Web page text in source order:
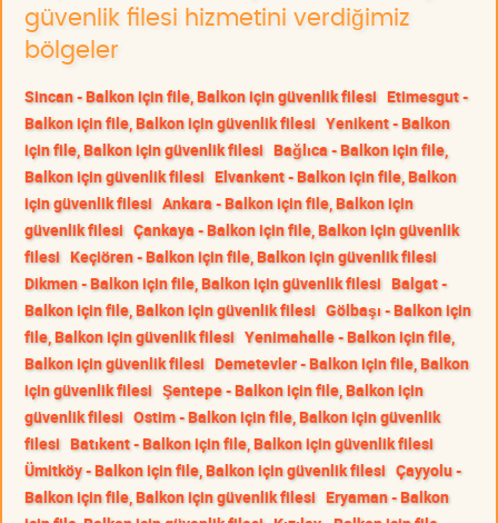
güvenlik filesi hizmetini verdiğimiz
bölgeler
Sincan - Balkon için file, Balkon için güvenlik filesi Etimesgut -
Balkon için file, Balkon için güvenlik filesi Yenikent - Balkon
için file, Balkon için güvenlik filesi Bağlıca - Balkon için file,
Balkon için güvenlik filesi Elvankent - Balkon için file, Balkon
için güvenlik filesi Ankara - Balkon için file, Balkon için
güvenlik filesi Çankaya - Balkon için file, Balkon için güvenlik
filesi Keçiören - Balkon için file, Balkon için güvenlik filesi
Dikmen - Balkon için file, Balkon için güvenlik filesi Balgat -
Balkon için file, Balkon için güvenlik filesi Gölbaşı - Balkon için
file, Balkon için güvenlik filesi Yenimahalle - Balkon için file,
Balkon için güvenlik filesi Demetevler - Balkon için file, Balkon
için güvenlik filesi Şentepe - Balkon için file, Balkon için
güvenlik filesi Ostim - Balkon için file, Balkon için güvenlik
filesi Batıkent - Balkon için file, Balkon için güvenlik filesi
Ümitköy - Balkon için file, Balkon için güvenlik filesi Çayyolu -
Balkon için file, Balkon için güvenlik filesi Eryaman - Balkon